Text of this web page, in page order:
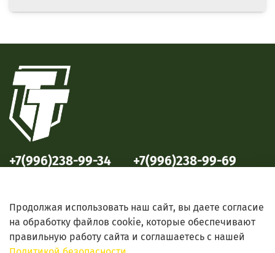
+7(996)238-99-34 +7(996)238-99-69
Продолжая использовать наш сайт, вы даете согласие
на обработку файлов cookie, которые обеспечивают
правильную работу сайта и соглашаетесь с нашей